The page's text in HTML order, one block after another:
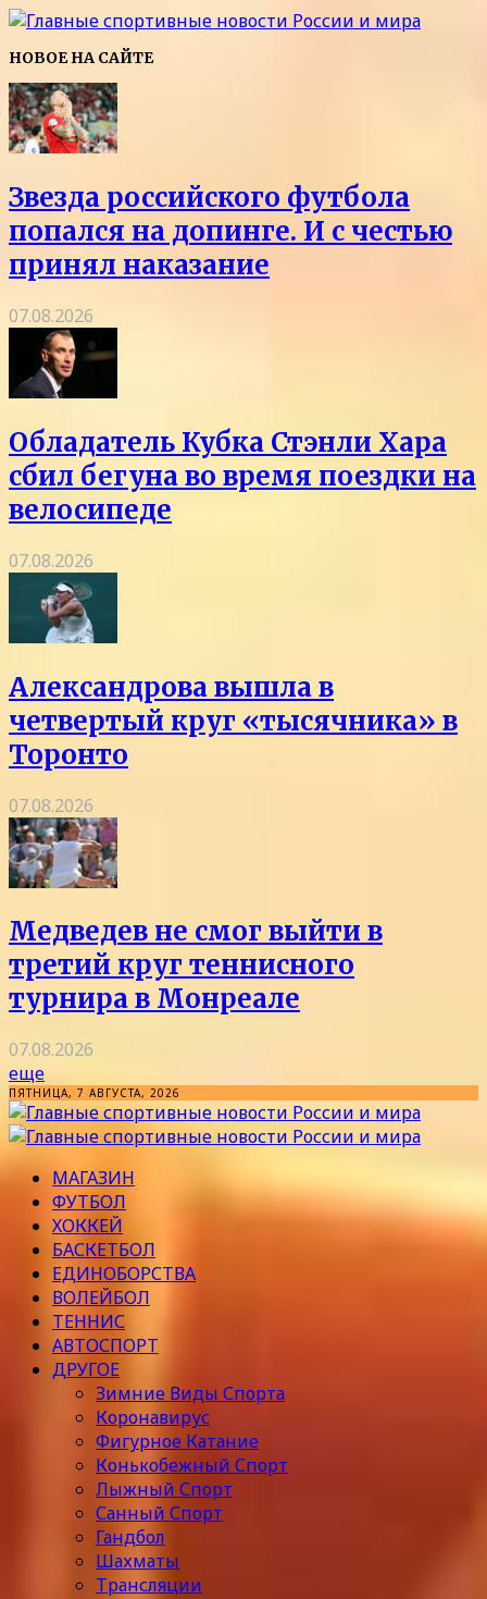
НОВОЕ НА САЙТЕ
Звезда российского футбола
попался на допинге. И с честью
принял наказание
07.08.2026
Обладатель Кубка Стэнли Хара
сбил бегуна во время поездки на
велосипеде
07.08.2026
Александрова вышла в
четвертый круг «тысячника» в
Торонто
07.08.2026
Медведев не смог выйти в
третий круг теннисного
турнира в Монреале
07.08.2026
еще
ПЯТНИЦА, 7 АВГУСТА, 2026
МАГАЗИН
ФУТБОЛ
ХОККЕЙ
БАСКЕТБОЛ
ЕДИНОБОРСТВА
ВОЛЕЙБОЛ
ТЕННИС
АВТОСПОРТ
ДРУГОЕ
Зимние Виды Спорта
Коронавирус
Фигурное Катание
Конькобежный Спорт
Лыжный Спорт
Санный Спорт
Гандбол
Шахматы
Трансляции